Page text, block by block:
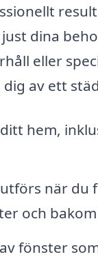
dina
eller
av ett
hem,
när
och
fönster